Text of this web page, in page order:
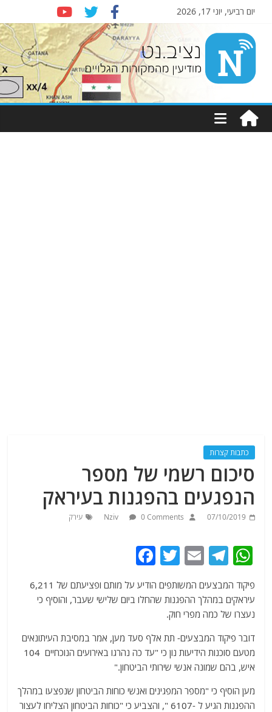
יום רביעי, יוני 17, 2026
Nziv.net
מודיעין
מהמקורות
כתבות קצרות
סיכום רשמי של מספר
הנפגעים בהפגנות בעיראק
07/10/2019
Nziv 0 Comments עירק
W
at
s
A
p
p
T
e
g
ra
m
E
ai
l
T
itt
a
c
b
o
o
k
פיקוד המבצעים המשותפים הודיע על מותם ופציעתם של 6,211
עיראקים במהלך ההפגנות שהחלו ביום שלישי שעבר, והוסיף כי
נעצרו של כמה מפרי חוק.
דובר פיקוד המבצעים- תת אלף סעד מען, אמר במסיבת העיתונאים
מטעם סוכנות הידיעות נון כי "עד כה נהרגו באירועים הנוכחיים 104
איש, בהם שמונה אנשי שירותי הביטחון."
מען הוסיף כי "מספר המפגינים ואנשי כוחות הביטחון שנפצעו במהלך
ההפגנות הגיע ל -6107 ", והצביע כי "כוחות הביטחון הצליחו לעצור